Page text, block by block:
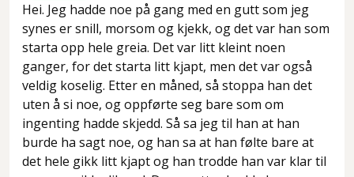
Hei. Jeg hadde noe på gang med en gutt som jeg
synes er snill, morsom og kjekk, og det var han som
starta opp hele greia. Det var litt kleint noen
ganger, for det starta litt kjapt, men det var også
veldig koselig. Etter en måned, så stoppa han det
uten å si noe, og oppførte seg bare som om
ingenting hadde skjedd. Så sa jeg til han at han
burde ha sagt noe, og han sa at han følte bare at
det hele gikk litt kjapt og han trodde han var klar til